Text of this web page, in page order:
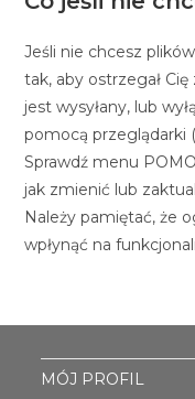
Jeśli nie chcesz
tak, aby ostrzegał
jest wysyłany, lub
pomocą przeglądarki
Sprawdź menu
jak zmienić lub
Należy pamiętać, że
wpłynąć na
MÓJ PROFIL